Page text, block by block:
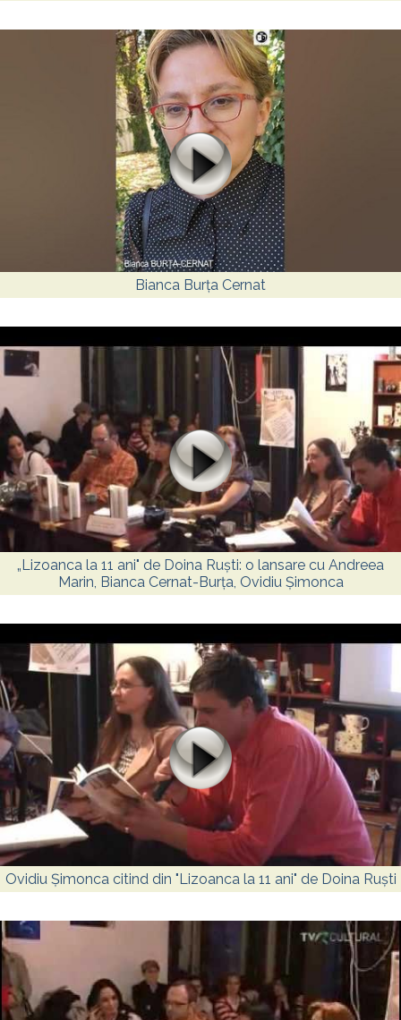
Bianca Burța Cernat
„Lizoanca la 11 ani" de Doina Ruști: o lansare cu Andreea
Marin, Bianca Cernat-Burța, Ovidiu Șimonca
Ovidiu Șimonca citind din "Lizoanca la 11 ani" de Doina Ruști